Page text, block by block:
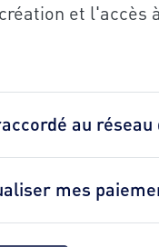
et
au réseau
mes